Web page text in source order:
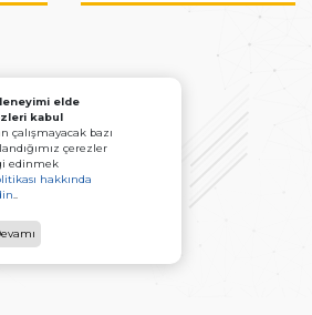
elde
kabul
çalışmayacak bazı
çerezler
edinmek
hakkında